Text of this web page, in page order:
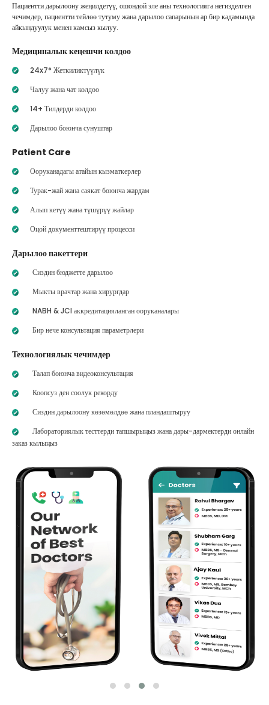
Пациентти дарылоону жеңилдетүү, ошондой эле аны технологияга негизделген
чечимдер, пациентти тейлөө тутуму жана дарылоо сапарынын ар бир кадамында
айкындуулук менен камсыз кылуу.
Медициналык кеңешчи колдоо
24x7* Жеткиликтүүлүк
Чалуу жана чат колдоо
14+ Тилдерди колдоо
Дарылоо боюнча сунуштар
Patient Care
Ооруканадагы атайын кызматкерлер
Турак-жай жана саякат боюнча жардам
Алып кетүү жана түшүрүү жайлар
Оңой документтештирүү процесси
Дарылоо пакеттери
Сиздин бюджетте дарылоо
Мыкты врачтар жана хирургдар
NABH & JCI аккредитацияланган ооруканалары
Бир нече консультация параметрлери
Технологиялык чечимдер
Талап боюнча видеоконсультация
Коопсуз ден соолук рекорду
Сиздин дарылоону көзөмөлдөө жана пландаштыруу
Лабораториялык тесттерди тапшырыңыз жана дары-дармектерди онлайн
заказ кылыңыз